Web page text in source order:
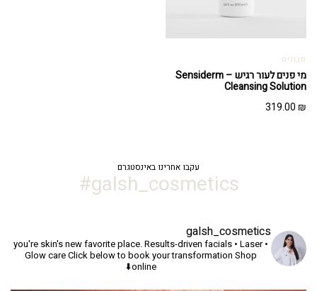
סבונים
מי פנים לעור רגיש – Sensiderm
Cleansing Solution
319.00 ₪
עקבו אחרינו באינסטגרם
galsh_cosmetics#
galsh_cosmetics
you're skin's new favorite place.Results-driven facials • Laser •
Glow careClick below to book your transformation Shop
online⬇️